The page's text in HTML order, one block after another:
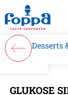
springen
Desserts
GLUKOSE